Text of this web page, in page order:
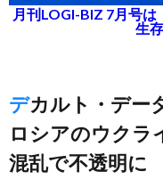
月刊LOGI-BIZ 7月号
生
デカルト・データマイン調査、先行きは
ロシアのウクラ
混乱で不透明に